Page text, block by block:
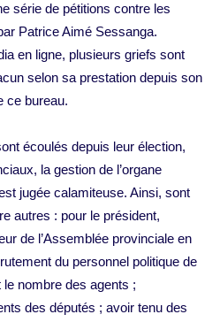
série de pétitions contre les
Patrice Aimé Sessanga.
en ligne, plusieurs griefs sont
selon sa prestation depuis son
ce bureau.
écoulés depuis leur élection,
la gestion de l’organe
jugée calamiteuse. Ainsi, sont
autres : pour le président,
de l’Assemblée provinciale en
du personnel politique de
nombre des agents ;
des députés ; avoir tenu des